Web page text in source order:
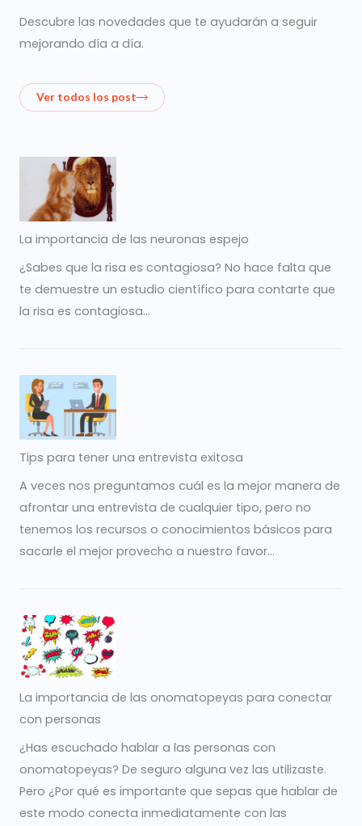
Descubre las novedades que te ayudarán a seguir
mejorando día a día.
Ver todos los post
La importancia de las neuronas espejo
¿Sabes que la risa es contagiosa? No hace falta que
te demuestre un estudio científico para contarte que
la risa es contagiosa…
Tips para tener una entrevista exitosa
A veces nos preguntamos cuál es la mejor manera de
afrontar una entrevista de cualquier tipo, pero no
tenemos los recursos o conocimientos básicos para
sacarle el mejor provecho a nuestro favor...
La importancia de las onomatopeyas para conectar
con personas
¿Has escuchado hablar a las personas con
onomatopeyas? De seguro alguna vez las utilizaste.
Pero ¿Por qué es importante que sepas que hablar de
este modo conecta inmediatamente con las